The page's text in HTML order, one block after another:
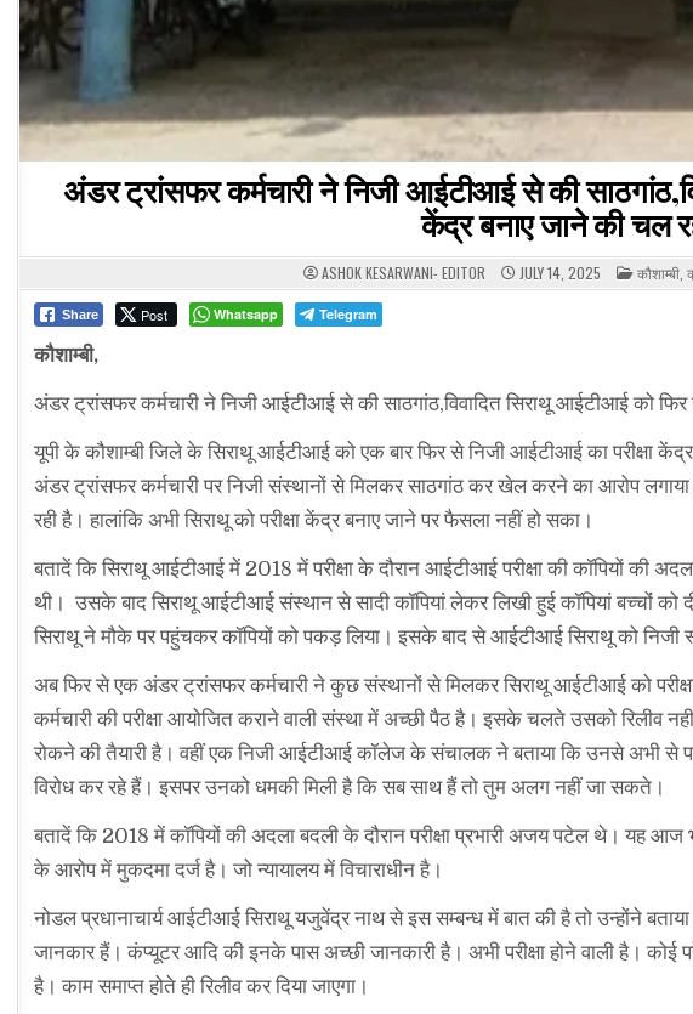
अंडर ट्रांसफर कर्मचारी ने निजी आईटीआई से की
केंद्र बनाए जाने की चल
ASHOK KESARWANI- EDITOR JULY 14, 2025 POSTED
IN
कौशाम्बी,
Share Post Whatsapp Telegram
कौशाम्बी,
अंडर ट्रांसफर कर्मचारी ने निजी आईटीआई से की साठगांठ,विवादित सिराथू आईटीआई को फिर
यूपी के कौशाम्बी जिले के सिराथू आईटीआई को एक बार फिर से निजी आईटीआई का परीक्षा
अंडर ट्रांसफर कर्मचारी पर निजी संस्थानों से मिलकर साठगांठ कर खेल करने का आरोप
रही है। हालांकि अभी सिराथू को परीक्षा केंद्र बनाए जाने पर फैसला नहीं हो सका।
बतादें कि सिराथू आईटीआई में 2018 में परीक्षा के दौरान आईटीआई परीक्षा की कॉपियों की
थी। उसके बाद सिराथू आईटीआई संस्थान से सादी कॉपियां लेकर लिखी हुई कॉपियां बच्चोंं को
सिराथू ने मौके पर पहुंचकर कॉपियों को पकड़ लिया। इसके बाद से आईटीआई सिराथू को निजी
अब फिर से एक अंडर ट्रांसफर कर्मचारी ने कुछ संस्थानों से मिलकर सिराथू आईटीआई को
कर्मचारी की परीक्षा आयोजित कराने वाली संस्था में अच्छी पैठ है। इसके चलते उसको रिलीव
रोकने की तैयारी है। वहीं एक निजी आईटीआई कॉलेज के संचालक ने बताया कि उनसे अभी से
विरोध कर रहे हैं। इसपर उनको धमकी मिली है कि सब साथ हैं तो तुम अलग नहीं जा सकते।
बतादें कि 2018 में कॉपियों की अदला बदली के दौरान परीक्षा प्रभारी अजय पटेल थे। यह आज
के आरोप में मुकदमा दर्ज है। जो न्यायालय में विचाराधीन है।
नोडल प्रधानाचार्य आईटीआई सिराथू यजुवेंद्र नाथ से इस सम्बन्ध में बात की है तो उन्होंने
जानकार हैं। कंप्यूटर आदि की इनके पास अच्छी जानकारी है। अभी परीक्षा होने वाली है।
है। काम समाप्त होते ही रिलीव कर दिया जाएगा।